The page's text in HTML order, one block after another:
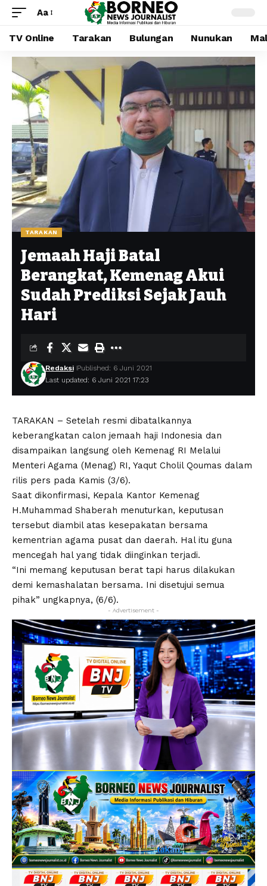
Aa
TV Online Tarakan Bulungan Nunukan
TARAKAN
Jemaah Haji Batal
Berangkat, Kemenag Akui
Sudah Prediksi Sejak Jauh
Hari
Last updated: 6 Juni 2021 17:23
Redaksi Published: 6 Juni 2021
TARAKAN – Setelah resmi dibatalkannya
keberangkatan calon jemaah haji Indonesia dan
disampaikan langsung oleh Kemenag RI Melalui
Menteri Agama (Menag) RI, Yaqut Cholil Qoumas dalam
rilis pers pada Kamis (3/6).
Saat dikonfirmasi, Kepala Kantor Kemenag
H.Muhammad Shaberah menuturkan, keputusan
tersebut diambil atas kesepakatan bersama
kementrian agama pusat dan daerah. Hal itu guna
mencegah hal yang tidak diinginkan terjadi.
“Ini memang keputusan berat tapi harus dilakukan
demi kemashalatan bersama. Ini disetujui semua
pihak” ungkapnya, (6/6).
- Advertisement -